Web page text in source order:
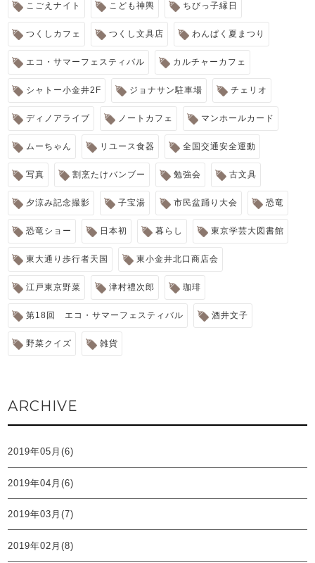
こごえナイト こども神輿 ちびっ子縁日
つくしカフェ つくし文具店 わんぱく夏まつり
エコ・サマーフェスティバル カルチャーカフェ
シャトー小金井2F ジョナサン駐車場 チェリオ
ディノアライブ ノートカフェ マンホールカード
ムーちゃん リユース食器 全国交通安全運動
写真 割烹たけバンブー 勉強会 古文具
夕涼み記念撮影 子宝湯 市民盆踊り大会 恐竜
恐竜ショー 日本初 暮らし 東京学芸大図書館
東大通り歩行者天国 東小金井北口商店会
江戸東京野菜 津村禮次郎 珈琲
第18回 エコ・サマーフェスティバル 酒井文子
野菜クイズ 雑貨
ARCHIVE
2019年05月(6)
2019年04月(6)
2019年03月(7)
2019年02月(8)